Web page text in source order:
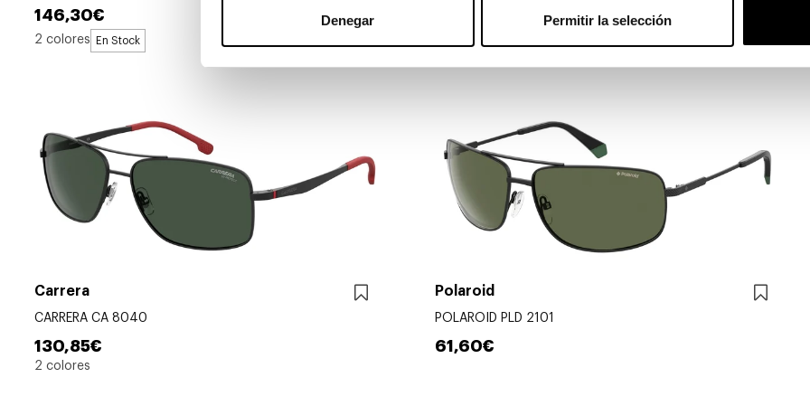
Denegar Permitir la selección
146,30€
2 colores En Stock
268,85€
Carrera
CARRERA CA 8040
130,85€
2 colores
Polaroid
POLAROID PLD 2101
61,60€